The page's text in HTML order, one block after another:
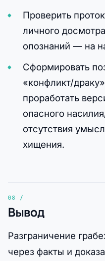
Проверить
личного
опознаний — на
Сформировать
«конфликт/
проработать
опасного
отсутствия
хищения.
Вывод
Разграничение
через факты и